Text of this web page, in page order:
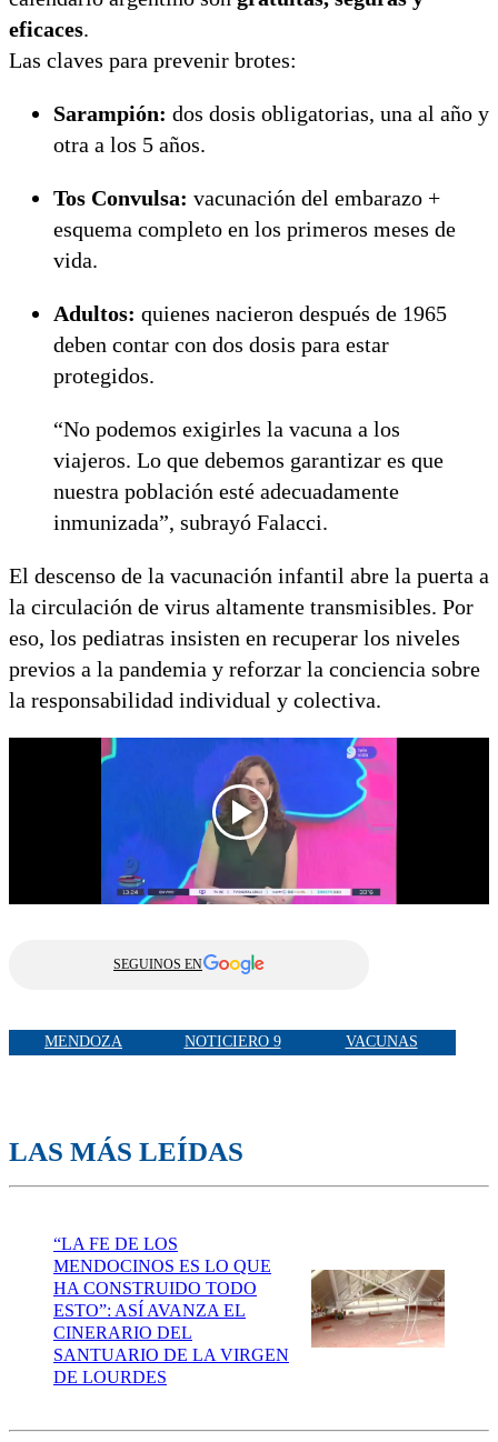
eficaces.
Las claves para prevenir brotes:
Sarampión: dos dosis obligatorias, una al año y
otra a los 5 años.
Tos Convulsa: vacunación del embarazo +
esquema completo en los primeros meses de
vida.
Adultos: quienes nacieron después de 1965
deben contar con dos dosis para estar
protegidos.
“No podemos exigirles la vacuna a los
viajeros. Lo que debemos garantizar es que
nuestra población esté adecuadamente
inmunizada”, subrayó Falacci.
El descenso de la vacunación infantil abre la puerta a
la circulación de virus altamente transmisibles. Por
eso, los pediatras insisten en recuperar los niveles
previos a la pandemia y reforzar la conciencia sobre
la responsabilidad individual y colectiva.
SEGUINOS EN
MENDOZA NOTICIERO 9 VACUNAS
LAS MÁS LEÍDAS
“LA FE DE LOS
MENDOCINOS ES LO QUE
HA CONSTRUIDO TODO
ESTO”: ASÍ AVANZA EL
CINERARIO DEL
SANTUARIO DE LA VIRGEN
DE LOURDES